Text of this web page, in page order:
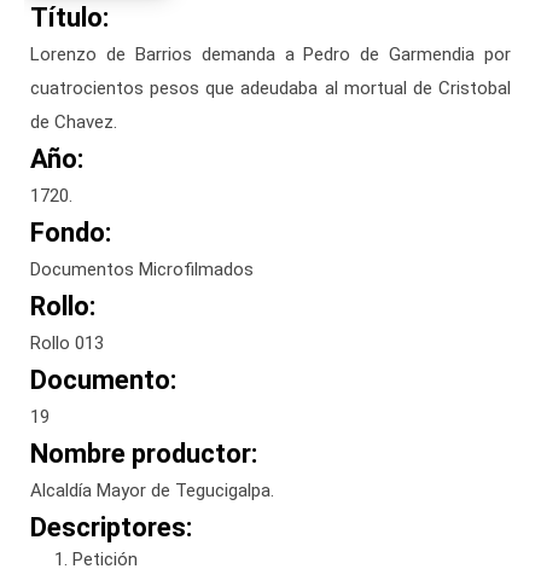
Título:
Lorenzo de Barrios demanda a Pedro de Garmendia por
cuatrocientos pesos que adeudaba al mortual de Cristobal
de Chavez.
Año:
1720.
Fondo:
Documentos Microfilmados
Rollo:
Rollo 013
Documento:
19
Nombre productor:
Alcaldía Mayor de Tegucigalpa.
Descriptores:
Petición